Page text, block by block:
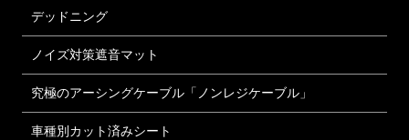
デッドニング
ノイズ対策遮音マット
究極のアーシングケーブル「ノンレジケーブル」
車種別カット済みシート